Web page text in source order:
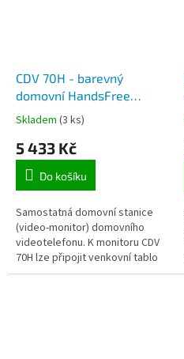
CDV 70H - barevný
domovní HandsFree
videotelefon Commax s
LCD obrazovkou 18cm
Skladem (3 ks)
5 433 Kč
Do košíku
Samostatná domovní stanice
(video-monitor) domovního
videotelefonu. K monitoru CDV
70H lze připojit venkovní tablo
Commax a nebo pro rozšíření